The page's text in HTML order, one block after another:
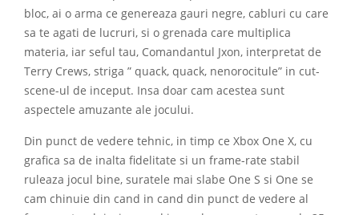
bloc, ai o arma ce genereaza gauri negre, cabluri cu care
sa te agati de lucruri, si o grenada care multiplica
materia, iar seful tau, Comandantul Jxon, interpretat de
Terry Crews, striga ” quack, quack, nenorocitule” in cut-
scene-ul de inceput. Insa doar cam acestea sunt
aspectele amuzante ale jocului.
Din punct de vedere tehnic, in timp ce Xbox One X, cu
grafica sa de inalta fidelitate si un frame-rate stabil
ruleaza jocul bine, suratele mai slabe One S si One se
cam chinuie din cand in cand din punct de vedere al